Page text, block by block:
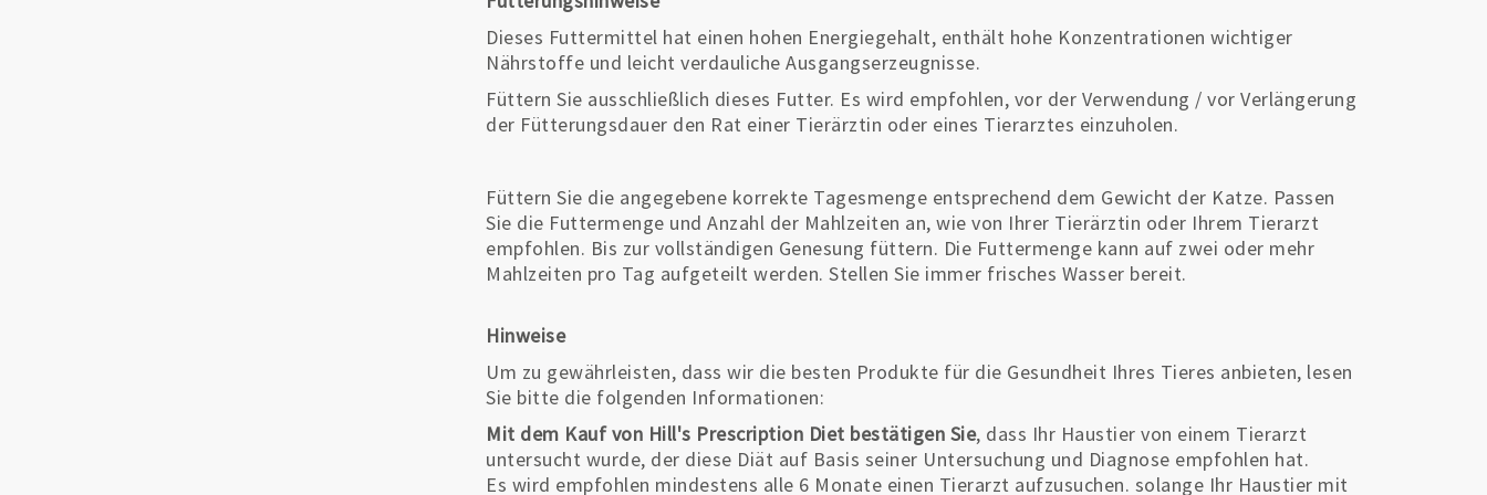
Dieses Futtermittel hat einen hohen Energiegehalt, enthält hohe Konzentrationen wichtiger
Nährstoffe und leicht verdauliche Ausgangserzeugnisse.
Füttern Sie ausschließlich dieses Futter. Es wird empfohlen, vor der Verwendung / vor Verlängerung
der Fütterungsdauer den Rat einer Tierärztin oder eines Tierarztes einzuholen.
Füttern Sie die angegebene korrekte Tagesmenge entsprechend dem Gewicht der Katze. Passen
Sie die Futtermenge und Anzahl der Mahlzeiten an, wie von Ihrer Tierärztin oder Ihrem Tierarzt
empfohlen. Bis zur vollständigen Genesung füttern. Die Futtermenge kann auf zwei oder mehr
Mahlzeiten pro Tag aufgeteilt werden. Stellen Sie immer frisches Wasser bereit.
Hinweise
Um zu gewährleisten, dass wir die besten Produkte für die Gesundheit Ihres Tieres anbieten, lesen
Sie bitte die folgenden Informationen:
Mit dem Kauf von Hill's Prescription Diet bestätigen Sie, dass Ihr Haustier von einem Tierarzt
untersucht wurde, der diese Diät auf Basis seiner Untersuchung und Diagnose empfohlen hat.
Es wird empfohlen mindestens alle 6 Monate einen Tierarzt aufzusuchen. solange Ihr Haustier mit